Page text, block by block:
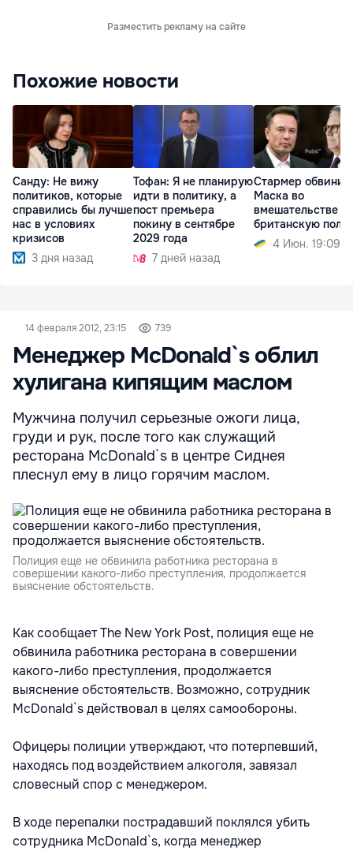
Разместить рекламу на сайте
Похожие новости
Санду: Не вижу
политиков, которые
справились бы лучше
нас в условиях
кризисов
3 дня назад
Тофан: Я не планирую
идти в политику, а
пост премьера
покину в сентябре
2029 года
7 дней назад
Стармер обвинил
Маска во
вмешательстве в
британскую
4 Июн. 19:09
14 февраля 2012, 23:15 739
Менеджер McDonald`s облил
хулигана кипящим маслом
Мужчина получил серьезные ожоги лица,
груди и рук, после того как служащий
ресторана McDonald`s в центре Сиднея
плеснул ему в лицо горячим маслом.
Полиция еще не обвинила работника ресторана в
совершении какого-либо преступления, продолжается
выяснение обстоятельств.
Как сообщает The New York Post, полиция еще не
обвинила работника ресторана в совершении
какого-либо преступления, продолжается
выяснение обстоятельств. Возможно, сотрудник
McDonald`s действовал в целях самообороны.
Офицеры полиции утверждают, что потерпевший,
находясь под воздействием алкоголя, завязал
словесный спор с менеджером.
В ходе перепалки пострадавший поклялся убить
сотрудника McDonald`s, когда менеджер